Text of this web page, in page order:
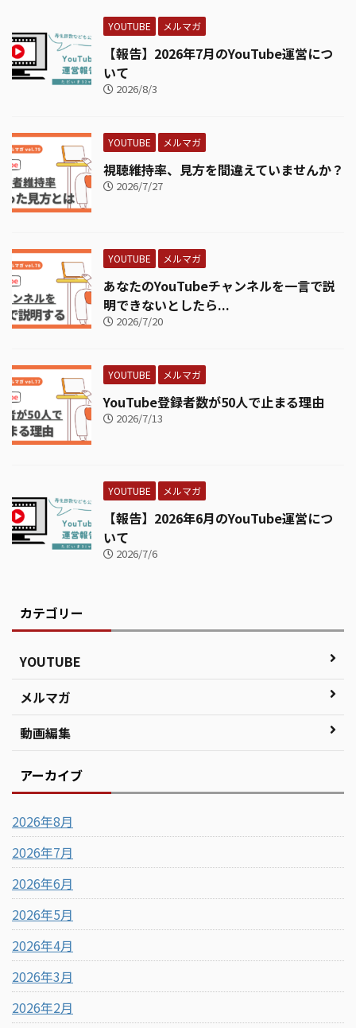
YOUTUBE メルマガ
【報告】2026年7月のYouTube運営につ
いて
2026/8/3
YOUTUBE メルマガ
視聴維持率、見方を間違えていませんか？
2026/7/27
YOUTUBE メルマガ
あなたのYouTubeチャンネルを一言で説
明できないとしたら...
2026/7/20
YOUTUBE メルマガ
YouTube登録者数が50人で止まる理由
2026/7/13
YOUTUBE メルマガ
【報告】2026年6月のYouTube運営につ
いて
2026/7/6
カテゴリー
YOUTUBE
メルマガ
動画編集
アーカイブ
2026年8月
2026年7月
2026年6月
2026年5月
2026年4月
2026年3月
2026年2月